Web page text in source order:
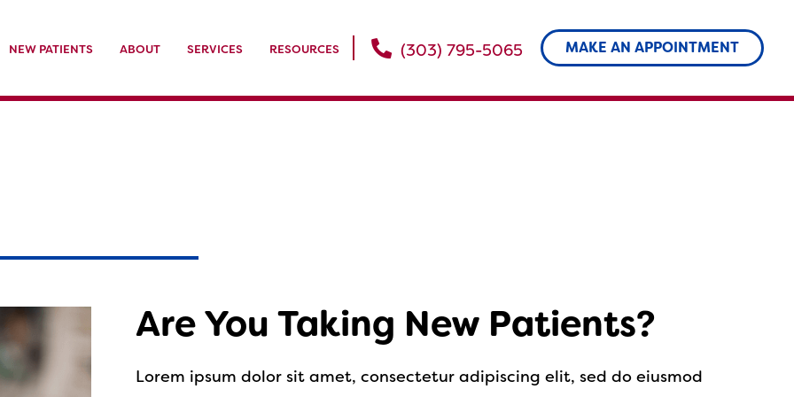
NEW PATIENTS ABOUT SERVICES RESOURCES (303) 795-5065 MAKE AN APPOINTMENT
Are You Taking New Patients?
Lorem ipsum dolor sit amet, consectetur adipiscing elit, sed do eiusmod